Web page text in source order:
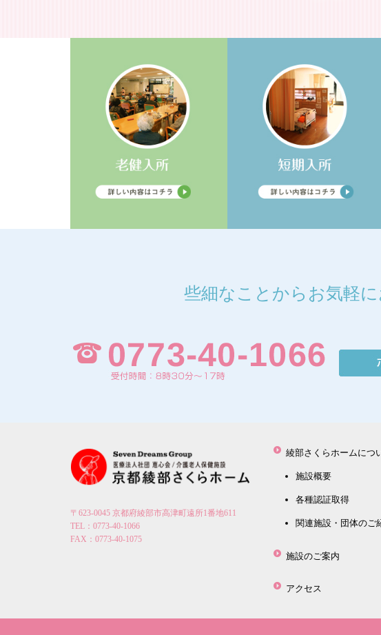
些細なことからお気軽に
〒623-0045 京都府綾部市高津町遠所1番地611
TEL：0773-40-1066
FAX：0773-40-1075
綾部さくらホームにつ
施設概要
各種認証取得
関連施設・団体のご
施設のご案内
アクセス